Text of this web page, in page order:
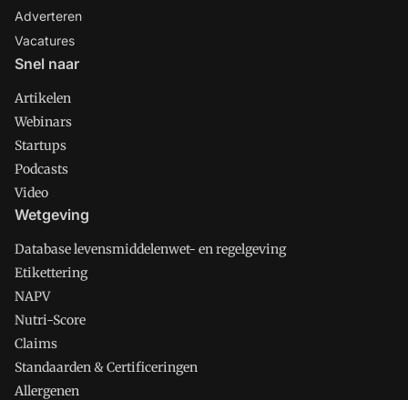
Adverteren
Vacatures
Snel naar
Artikelen
Webinars
Startups
Podcasts
Video
Wetgeving
Database levensmiddelenwet- en regelgeving
Etikettering
NAPV
Nutri-Score
Claims
Standaarden & Certificeringen
Allergenen